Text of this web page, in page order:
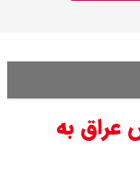
عراق به